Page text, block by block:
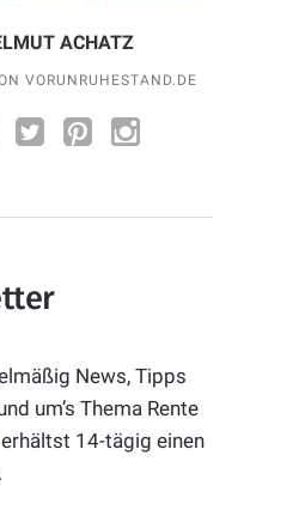
ACHATZ
VORUNRUHESTAND.DE
News, Tipps
um’s Thema Rente
erhältst 14-tägig einen